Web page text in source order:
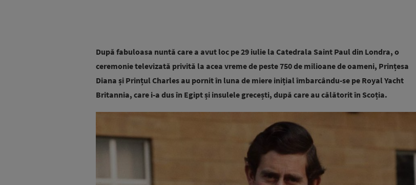
După fabuloasa nuntă care a avut loc pe 29 iulie la Catedrala Saint Paul din Londra, o
ceremonie televizată privită la acea vreme de peste 750 de milioane de oameni, Prințesa
Diana și Prințul Charles au pornit în luna de miere inițial îmbarcându-se pe Royal Yacht
Britannia, care i-a dus în Egipt și insulele grecești, după care au călătorit în Scoția.